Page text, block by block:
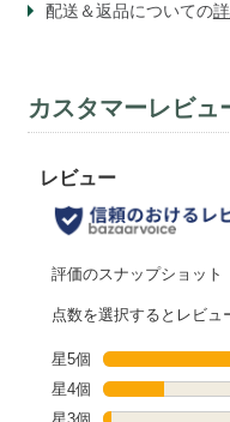
配送＆返品についての
カスタマーレビュ